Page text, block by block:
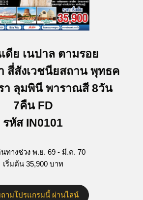
ดีย เนปาล ตามรอย
สี่สังเวชนียสถาน พุทธค
า ลุมพินี พาราณสี 8วัน
7คืน FD
รหัส IN0101
ทางช่วง พ.ย. 69 - มี.ค. 70
เริ่มต้น 35,900 บาท
ามโปรแกรมนี้ ผ่านไลน์